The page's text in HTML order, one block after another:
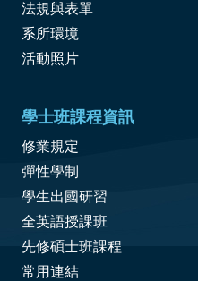
法規與表單
系所環境
活動照片
學士班課程資訊
修業規定
彈性學制
學生出國研習
全英語授課班
先修碩士班課程
常用連結